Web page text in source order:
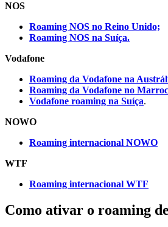
NOS
Roaming NOS no Reino Unido;
Roaming NOS na Suíça.
Vodafone
Roaming da Vodafone na
Roaming da Vodafone no
Vodafone roaming na Suíça.
NOWO
Roaming internacional NOWO
WTF
Roaming internacional WTF
Como ativar o roaming